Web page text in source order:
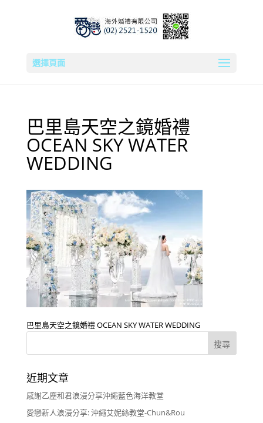
選擇頁面
巴里島天空之鏡婚禮
OCEAN SKY WATER
WEDDING
巴里島天空之鏡婚禮 OCEAN SKY WATER WEDDING
近期文章
感謝乙塵和君浪漫分享沖繩藍色海洋教堂
愛戀新人浪漫分享: 沖繩艾妮絲教堂-Chun&Rou